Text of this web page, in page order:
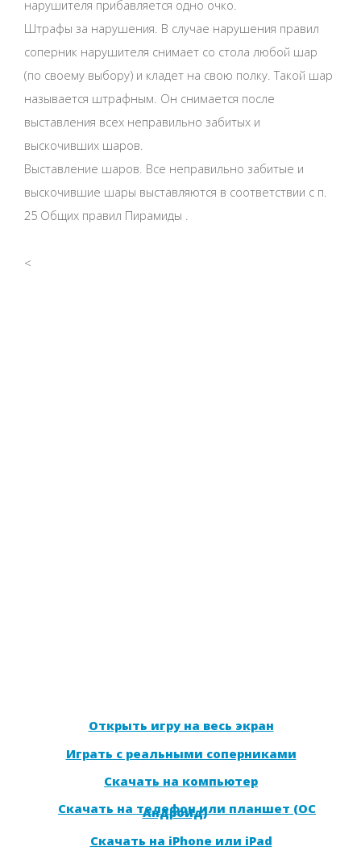
нарушителя прибавляется одно очко.
Штрафы за нарушения. В случае нарушения правил
соперник нарушителя снимает со стола любой шар
(по своему выбору) и кладет на свою полку. Такой шар
называется штрафным. Он снимается после
выставления всех неправильно забитых и
выскочивших шаров.
Выставление шаров. Все неправильно забитые и
выскочившие шары выставляются в соответствии с п.
25 Общих правил Пирамиды .
<
Открыть игру на весь экран
Играть с реальными соперниками
Скачать на компьютер
Скачать на телефон или планшет (ОС
Андроид)
Скачать на iPhone или iPad